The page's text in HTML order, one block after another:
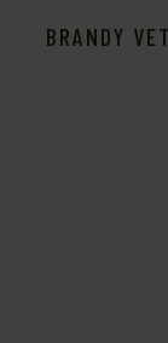
BRANDY